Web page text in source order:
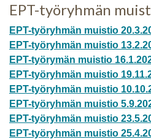
EPT-työryhmän
EPT-työryhmän muistio
EPT-työryhmän muistio
EPT-työrymän muistio
EPT-työryhmän muistio
EPT-työryhmän muistio
EPT-työryhmän muistio
EPT-työryhmän muistio
EPT-työryhmän muistio